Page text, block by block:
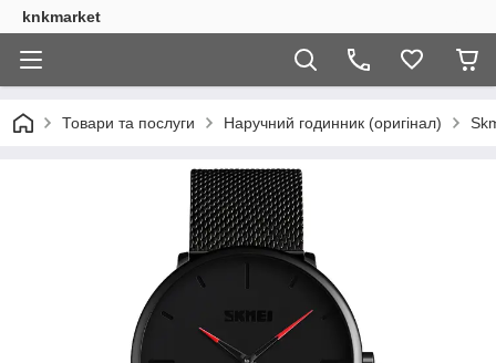
knkmarket
Товари та послуги Наручний годинник (оригінал)